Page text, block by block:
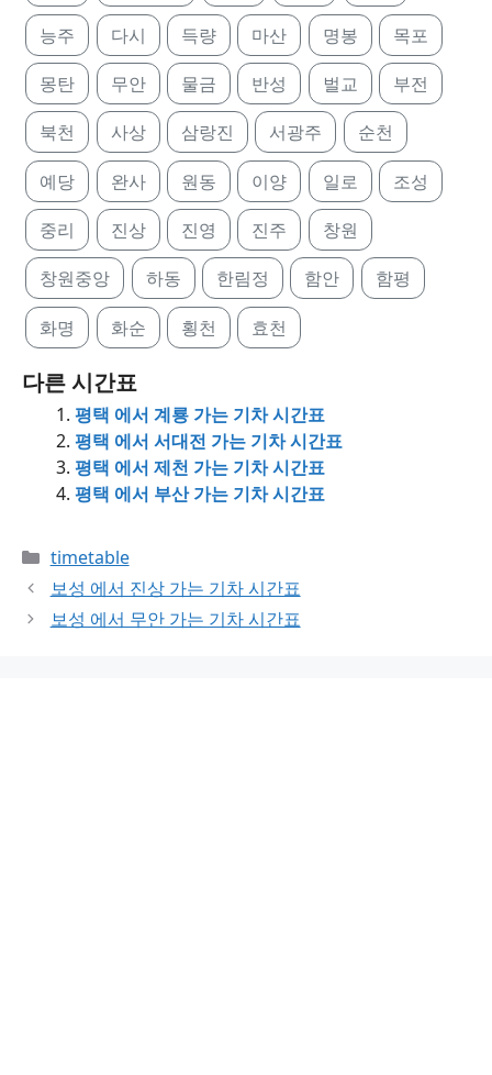
능주 다시 득량 마산 명봉 목포
몽탄 무안 물금 반성 벌교 부전
북천 사상 삼랑진 서광주 순천
예당 완사 원동 이양 일로 조성
중리 진상 진영 진주 창원
창원중앙 하동 한림정 함안 함평
화명 화순 횡천 효천
다른 시간표
평택 에서 계룡 가는 기차 시간표
평택 에서 서대전 가는 기차 시간표
평택 에서 제천 가는 기차 시간표
평택 에서 부산 가는 기차 시간표
Categories
timetable
보성 에서 진상 가는 기차 시간표
보성 에서 무안 가는 기차 시간표